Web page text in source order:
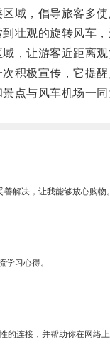
，倡导旅客多使
观的旋转风车，
让游客近距离观
极宣传，它提醒
与风车机场一同
解决，让我能够放心购物。
习心得。
连接，并帮助你在网络上